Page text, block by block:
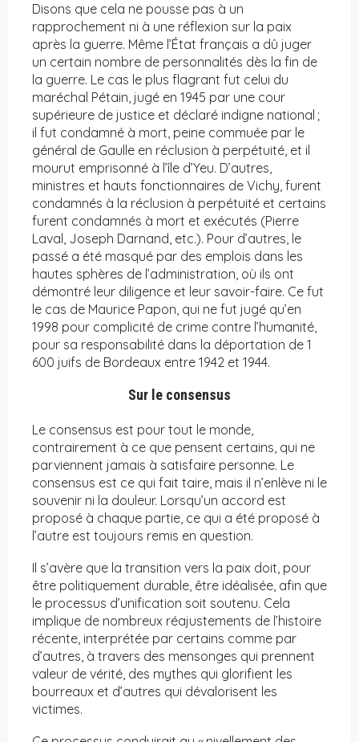
Disons que cela ne pousse pas à un
rapprochement ni à une réflexion sur la paix
après la guerre. Même l’État français a dû juger
un certain nombre de personnalités dès la fin de
la guerre. Le cas le plus flagrant fut celui du
maréchal Pétain, jugé en 1945 par une cour
supérieure de justice et déclaré indigne national ;
il fut condamné à mort, peine commuée par le
général de Gaulle en réclusion à perpétuité, et il
mourut emprisonné à l’île d’Yeu. D’autres,
ministres et hauts fonctionnaires de Vichy, furent
condamnés à la réclusion à perpétuité et certains
furent condamnés à mort et exécutés (Pierre
Laval, Joseph Darnand, etc.). Pour d’autres, le
passé a été masqué par des emplois dans les
hautes sphères de l’administration, où ils ont
démontré leur diligence et leur savoir-faire. Ce fut
le cas de Maurice Papon, qui ne fut jugé qu’en
1998 pour complicité de crime contre l’humanité,
pour sa responsabilité dans la déportation de 1
600 juifs de Bordeaux entre 1942 et 1944.
Sur le consensus
Le consensus est pour tout le monde,
contrairement à ce que pensent certains, qui ne
parviennent jamais à satisfaire personne. Le
consensus est ce qui fait taire, mais il n’enlève ni le
souvenir ni la douleur. Lorsqu’un accord est
proposé à chaque partie, ce qui a été proposé à
l’autre est toujours remis en question.
Il s’avère que la transition vers la paix doit, pour
être politiquement durable, être idéalisée, afin que
le processus d’unification soit soutenu. Cela
implique de nombreux réajustements de l’histoire
récente, interprétée par certains comme par
d’autres, à travers des mensonges qui prennent
valeur de vérité, des mythes qui glorifient les
bourreaux et d’autres qui dévalorisent les
victimes.